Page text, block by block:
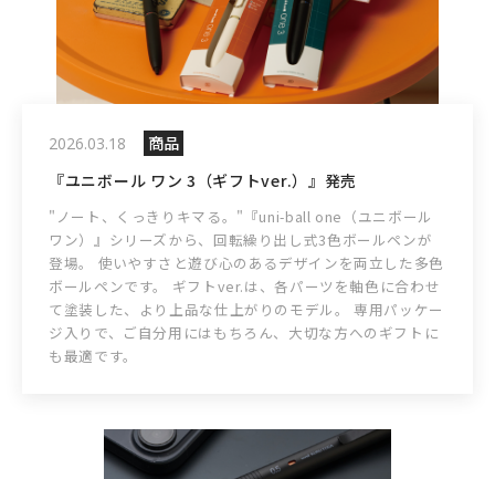
2026.03.18
商品
『ユニボール ワン 3（ギフトver.）』発売
"ノート、くっきりキマる。"『uni-ball one（ユニボール
ワン）』シリーズから、回転繰り出し式3色ボールペンが
登場。 使いやすさと遊び心のあるデザインを両立した多色
ボールペンです。 ギフトver.は、各パーツを軸色に合わせ
て塗装した、より上品な仕上がりのモデル。 専用パッケー
ジ入りで、ご自分用にはもちろん、大切な方へのギフトに
も最適です。